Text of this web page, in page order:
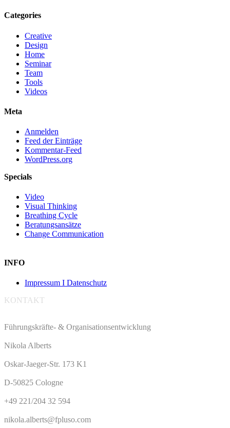
Categories
Creative
Design
Home
Seminar
Team
Tools
Videos
Meta
Anmelden
Feed der Einträge
Kommentar-Feed
WordPress.org
Specials
Video
Visual Thinking
Breathing Cycle
Beratungsansätze
Change Communication
INFO
Impressum I Datenschutz
KONTAKT
Führungskräfte- & Organisationsentwicklung
Nikola Alberts
Oskar-Jaeger-Str. 173 K1
D-50825 Cologne
+49 221/204 32 594
nikola.alberts@fpluso.com